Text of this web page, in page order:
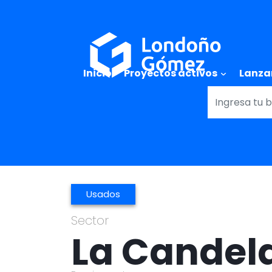
Main
Inicio Proyectos activos
Usados
Sector
La